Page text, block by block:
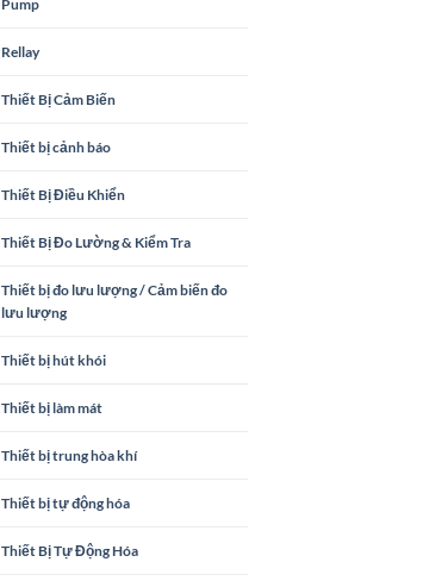
Pump
Rellay
Thiết Bị Cảm Biến
Thiết bị cảnh báo
Thiết Bị Điều Khiển
Thiết Bị Đo Lường & Kiểm Tra
Thiết bị đo lưu lượng / Cảm biến đo
lưu lượng
Thiết bị hút khói
Thiết bị làm mát
Thiết bị trung hòa khí
Thiết bị tự động hóa
Thiết Bị Tự Động Hóa